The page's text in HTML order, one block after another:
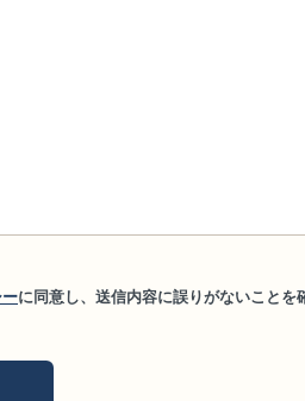
に同意し、送信内容に誤りがないことを